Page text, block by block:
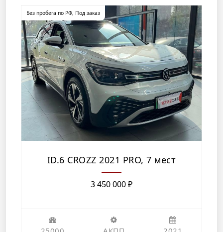
Без пробега по РФ, Под заказ
ID.6 CROZZ 2021 PRO, 7 мест
3 450 000₽